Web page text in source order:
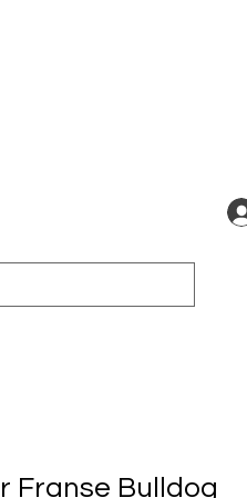
Franse Bulldog